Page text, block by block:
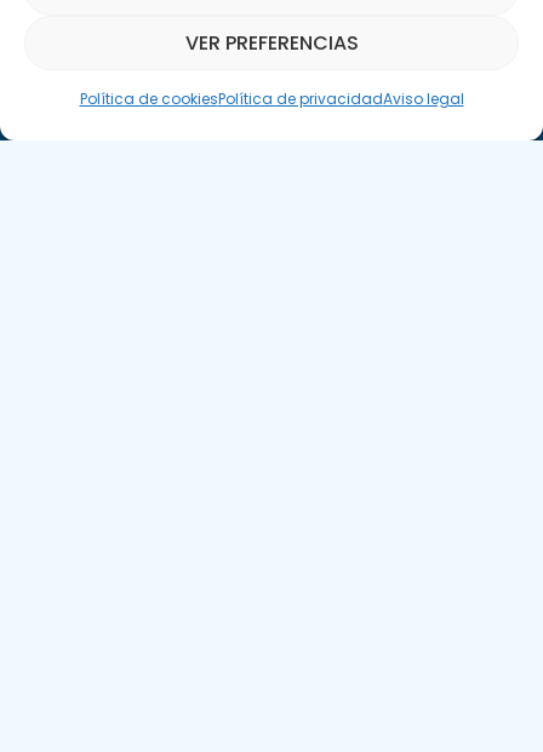
VER PREFERENCIAS
Política de cookiesPolítica de privacidadAviso legal
(+34) 951 23 13 06
Escríbenos